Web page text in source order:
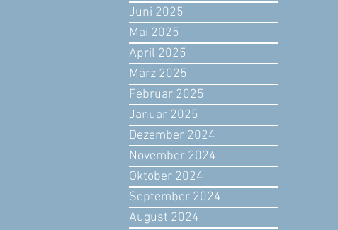
Juni 2025
Mai 2025
April 2025
März 2025
Februar 2025
Januar 2025
Dezember 2024
November 2024
Oktober 2024
September 2024
August 2024